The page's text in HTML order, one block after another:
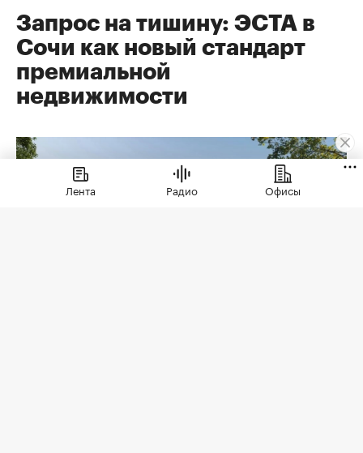
Запрос на тишину: ЭСТА в
Сочи как новый стандарт
премиальной
недвижимости
Лента Радио Офисы